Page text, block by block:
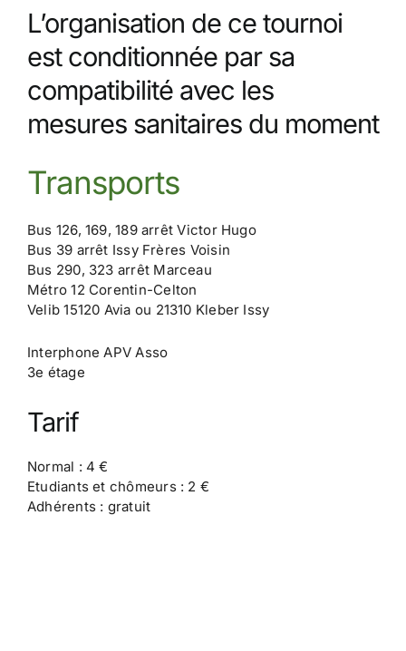
L’organisation de ce tournoi
est conditionnée par sa
compatibilité avec les
mesures sanitaires du moment
Transports
Bus 126, 169, 189 arrêt Victor Hugo
Bus 39 arrêt Issy Frères Voisin
Bus 290, 323 arrêt Marceau
Métro 12 Corentin-Celton
Velib 15120 Avia ou 21310 Kleber Issy
Interphone APV Asso
3e étage
Tarif
Normal : 4 €
Etudiants et chômeurs : 2 €
Adhérents : gratuit